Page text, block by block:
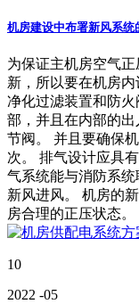
机房建设中布署新风系统
为保证主机房空气
新，所以要在机房
净化过滤装置和防
部，并且在内部的
节阀。 并且要确保
次。 排气设计应具
气系统能与消防系
新风进风。 机房的
房合理的正压状态。
10
2022 -05